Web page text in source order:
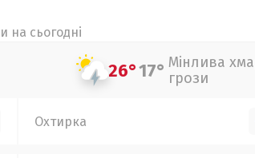
на сьогодні
26°17° Мінлива
грози
Охтирка